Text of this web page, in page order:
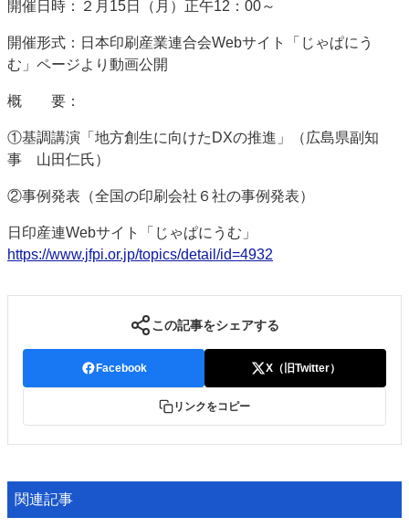
開催日時：２月15日（月）正午12：00～
開催形式：日本印刷産業連合会Webサイト「じゃぱにう
む」ページより動画公開
概 要：
①基調講演「地方創生に向けたDXの推進」（広島県副知
事 山田仁氏）
②事例発表（全国の印刷会社６社の事例発表）
日印産連Webサイト「じゃぱにうむ」
https://www.jfpi.or.jp/topics/detail/id=4932
この記事をシェアする
Facebook X（旧Twitter）
リンクをコピー
関連記事